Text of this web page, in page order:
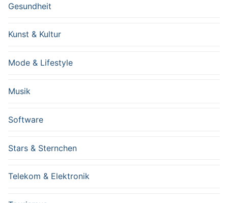
Gesundheit
Kunst & Kultur
Mode & Lifestyle
Musik
Software
Stars & Sternchen
Telekom & Elektronik